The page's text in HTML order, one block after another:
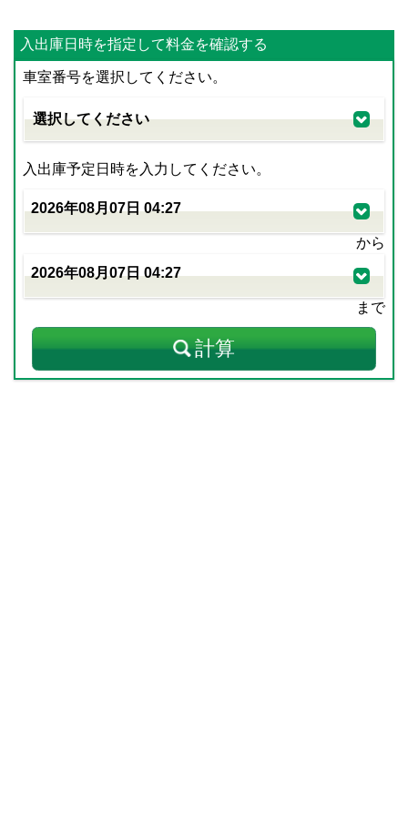
入出庫日時を指定して料金を確認する
車室番号を選択してください。
入出庫予定日時を入力してください。
から
まで
計算